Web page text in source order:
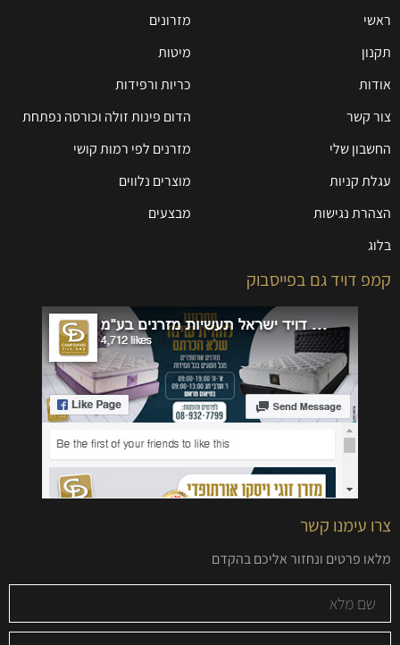
ראשי
תקנון
אודות
צור קשר
החשבון שלי
עגלת קניות
הצהרת נגישות
בלוג
מזרונים
מיטות
כריות ורפידות
הדום פינות זולה וכורסה נפתחת
מזרנים לפי רמות קושי
מוצרים נלווים
מבצעים
קמפ דויד גם בפייסבוק
צרו עימנו קשר
מלאו פרטים ונחזור אליכם בהקדם